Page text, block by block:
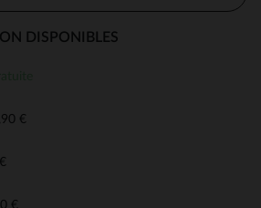
DISPONIBLES
€
€